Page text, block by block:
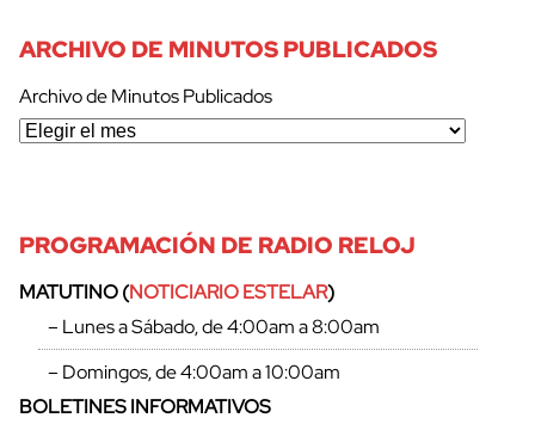
ARCHIVO DE MINUTOS PUBLICADOS
Archivo de Minutos Publicados
PROGRAMACIÓN DE RADIO RELOJ
MATUTINO (NOTICIARIO ESTELAR)
– Lunes a Sábado, de 4:00am a 8:00am
– Domingos, de 4:00am a 10:00am
BOLETINES INFORMATIVOS